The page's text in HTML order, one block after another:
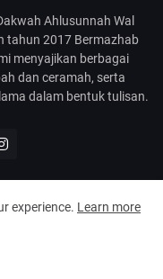
Ahlusunnah Wal
tahun 2017 Bermazhab
menyajikan berbagai
dan ceramah, serta
dalam bentuk tulisan.
Ahlusunnah Wal Jama'ah
experience. Learn more